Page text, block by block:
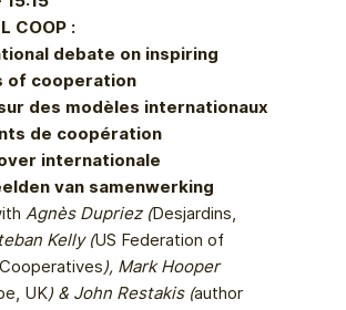
COOP :
debate on inspiring
of cooperation
des modèles internationaux
de coopération
internationale
van samenwerking
Agnès Dupriez (Desjardins,
Kelly (US Federation of
), Mark Hooper
UK) & John Restakis (author